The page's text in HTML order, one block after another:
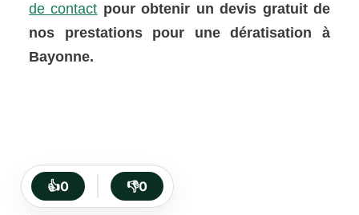
de contact pour obtenir un devis gratuit de
nos prestations pour une dératisation à
Bayonne.
👍0 👎0